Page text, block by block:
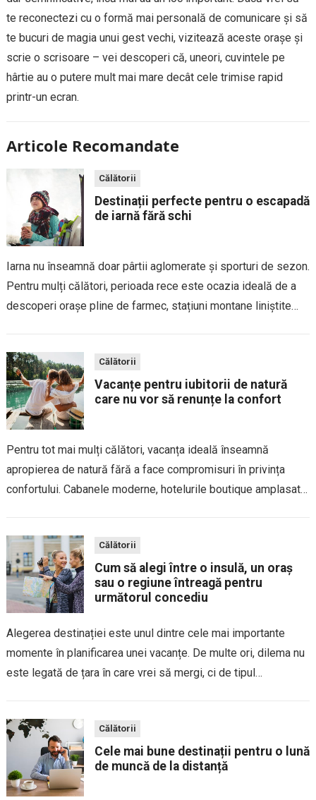
te reconectezi cu o formă mai personală de comunicare și să
te bucuri de magia unui gest vechi, vizitează aceste orașe și
scrie o scrisoare – vei descoperi că, uneori, cuvintele pe
hârtie au o putere mult mai mare decât cele trimise rapid
printr-un ecran.
Articole Recomandate
Călătorii
Destinații perfecte pentru o escapadă
de iarnă fără schi
Iarna nu înseamnă doar pârtii aglomerate și sporturi de sezon.
Pentru mulți călători, perioada rece este ocazia ideală de a
descoperi orașe pline de farmec, stațiuni montane liniștite
Călătorii
Vacanțe pentru iubitorii de natură
care nu vor să renunțe la confort
Pentru tot mai mulți călători, vacanța ideală înseamnă
apropierea de natură fără a face compromisuri în privința
confortului. Cabanele moderne, hotelurile boutique amplasate
Călătorii
Cum să alegi între o insulă, un oraș
sau o regiune întreagă pentru
următorul concediu
Alegerea destinației este unul dintre cele mai importante
momente în planificarea unei vacanțe. De multe ori, dilema nu
este legată de țara în care vrei să mergi, ci de tipul
Călătorii
Cele mai bune destinații pentru o lună
de muncă de la distanță